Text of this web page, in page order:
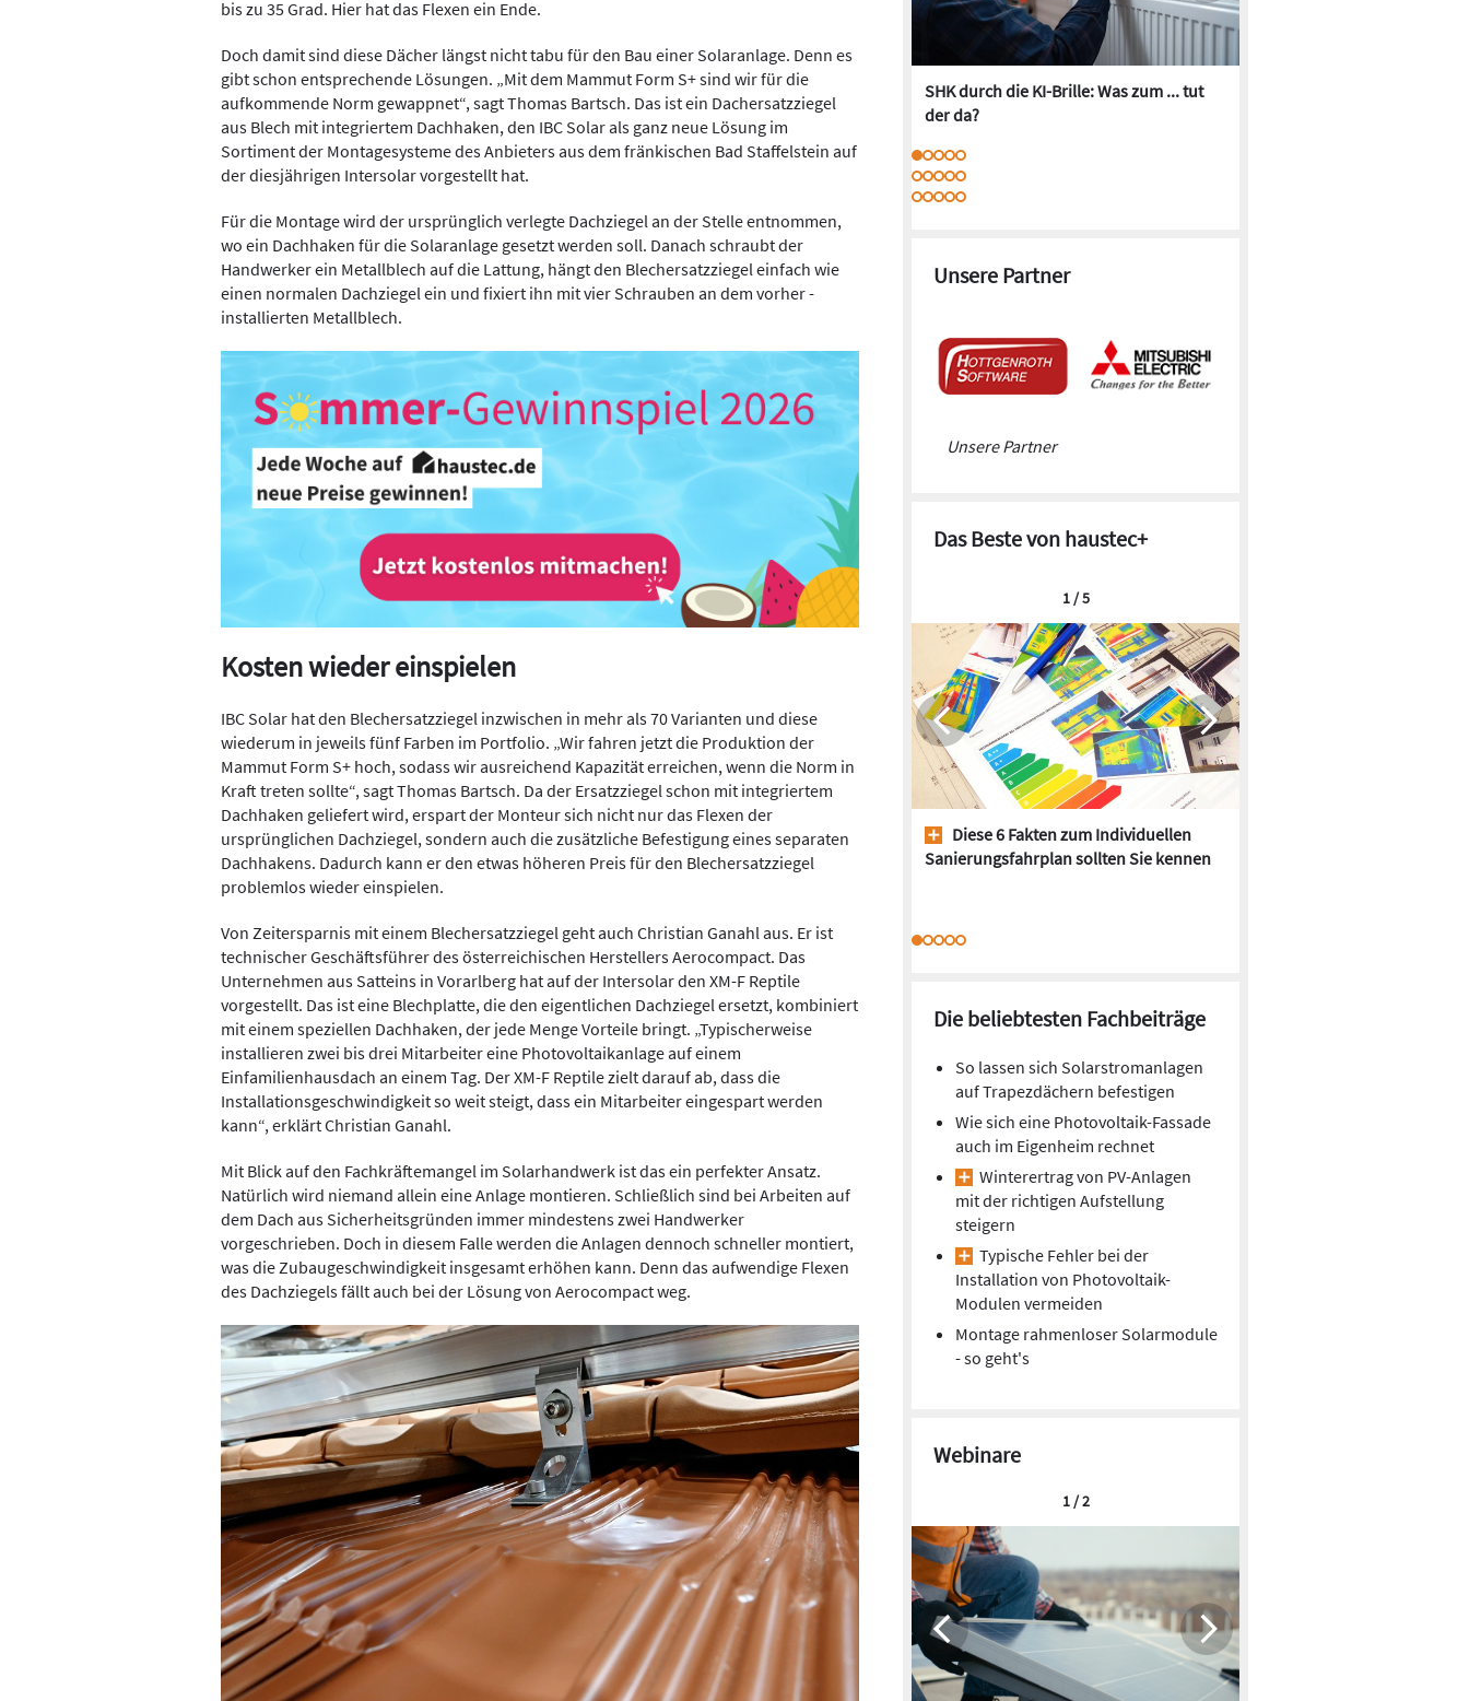
bis zu 35 Grad. Hier hat das Flexen ein Ende.
Doch damit sind diese Dächer längst nicht tabu für den Bau einer Solaranlage. Denn es
gibt schon entsprechende Lösungen. „Mit dem Mammut Form S+ sind wir für die
aufkommende Norm gewappnet“, sagt Thomas Bartsch. Das ist ein Dachersatzziegel
aus Blech mit integriertem Dach­haken, den IBC Solar als ganz neue Lösung im
Sortiment der Montagesysteme des Anbieters aus dem fränkischen Bad Staffelstein auf
der diesjährigen Inter­solar vorgestellt hat.
Für die Montage wird der ursprünglich verlegte Dach­ziegel an der Stelle entnommen,
wo ein Dachhaken für die Solar­anlage ­gesetzt werden soll. Danach schraubt der
Handwerker ein Metallblech auf die Lattung, hängt den Blechersatzziegel einfach wie
einen normalen Dachziegel ein und fixiert ihn mit vier Schrauben an dem vorher ­
installierten Metallblech.
Kosten wieder einspielen
IBC Solar hat den Blechersatzziegel inzwischen in mehr als 70 Varianten und diese
wiederum in jeweils fünf Farben im Portfolio. „Wir fahren jetzt die Produktion der
Mammut Form S+ hoch, sodass wir ausreichend Kapazität erreichen, wenn die Norm in
Kraft treten sollte“, sagt Thomas Bartsch. Da der Ersatzziegel schon mit integriertem
Dachhaken geliefert wird, erspart der Monteur sich nicht nur das Flexen der
ursprünglichen Dachziegel, sondern auch die zusätzliche Befestigung eines separaten
Dachhakens. ­Dadurch kann er den etwas höheren Preis für den Blechersatzziegel
problemlos wieder einspielen.
Von Zeitersparnis mit einem Blechersatzziegel geht auch Christian Ganahl aus. Er ist
technischer Geschäftsführer des österreichischen Herstellers ­Aerocompact. Das
Unternehmen aus Satteins in Vorarlberg hat auf der ­Intersolar den XM-F Reptile
vorgestellt. Das ist eine Blechplatte, die den ­eigentlichen Dachziegel ersetzt, kombiniert
mit einem speziellen Dach­haken, der jede Menge Vorteile bringt. „Typischerweise
installieren zwei bis drei Mitarbeiter eine Photovoltaikanlage auf einem
Einfamilienhausdach an einem Tag. Der XM-F Reptile zielt darauf ab, dass die
Installationsgeschwindigkeit so weit steigt, dass ein Mitarbeiter eingespart werden
kann“, erklärt Christian Ganahl.
Mit Blick auf den Fachkräftemangel im Solarhandwerk ist das ein perfekter Ansatz.
Natürlich wird niemand allein eine Anlage montieren. Schließlich sind bei Arbeiten auf
dem Dach aus Sicherheitsgründen immer mindestens zwei Handwerker
vorgeschrieben. Doch in diesem Falle werden die Anlagen dennoch schneller montiert,
was die Zubaugeschwindigkeit ins­gesamt erhöhen kann. Denn das aufwendige Flexen
des Dachziegels fällt auch bei der Lösung von Aerocompact weg.
SHK durch die KI-Brille: Was zum ... tut
der da?
Unsere Partner
Unsere Partner
Das Beste von haustec+
Diese 6 Fakten zum Individuellen
Sanierungsfahrplan sollten Sie kennen
1 / 5
Die beliebtesten Fachbeiträge
So lassen sich Solarstromanlagen
auf Trapezdächern befestigen
Wie sich eine Photovoltaik-Fassade
auch im Eigenheim rechnet
Winterertrag von PV-Anlagen
mit der richtigen Aufstellung
steigern
Typische Fehler bei der
Installation von Photovoltaik-
Modulen vermeiden
Montage rahmenloser Solarmodule
- so geht's
Webinare
1 / 2